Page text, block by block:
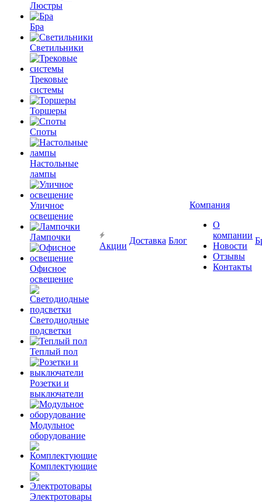
Люстры
Бра
Светильники
Трековые
системы
Торшеры
Споты
Настольные
лампы
Уличное
освещение
Лампочки
Офисное
освещение
Светодиодные
подсветки
Теплый пол
Розетки и
выключатели
Модульное
оборудование
Комплектующие
Электротовары
Акции
Доставка Блог
Компания
О
компании
Новости
Отзывы
Контакты